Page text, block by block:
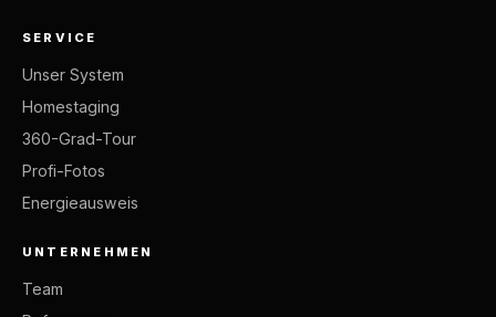
SERVICE
Unser System
Homestaging
360-Grad-Tour
Profi-Fotos
Energieausweis
UNTERNEHMEN
Team